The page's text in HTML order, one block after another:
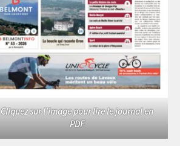
Cliquez sur l'image pour lire le journal en
PDF